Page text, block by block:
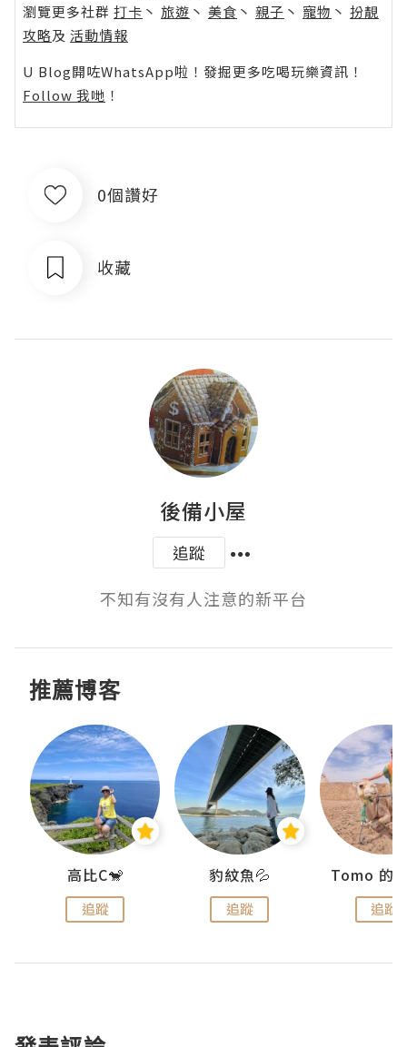
瀏覽更多社群 打卡 丶 旅遊 丶 美食 丶 親子 丶 寵物 丶 扮靚
攻略及 活動情報
U Blog開咗WhatsApp啦！發掘更多吃喝玩樂資訊！
Follow 我哋 ！
0個讚好
收藏
後備小屋
追蹤
不知有沒有人注意的新平台
推薦博客
高比C🐒
追蹤
豹紋魚💦
追蹤 追蹤